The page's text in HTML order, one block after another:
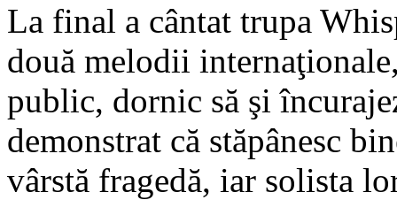
La final a cântat trupa
două melodii
public, dornic să şi
demonstrat că stăpânesc
vârstă fragedă, iar solista